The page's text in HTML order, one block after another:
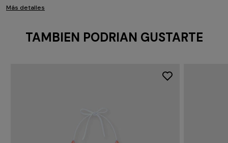
Más detalles
TAMBIEN PODRIAN GUSTARTE